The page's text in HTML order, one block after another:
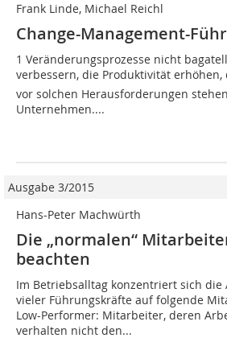
Frank Linde, Michael Reichl
Change-Management-
1 Veränderungsprozesse nicht
verbessern, die Produktivität erhöhen,
vor solchen Herausforderungen
Unternehmen....
Ausgabe 3/2015
Hans-Peter Machwürth
Die „normalen“
beachten
Im Betriebsalltag konzentriert sich die
vieler Führungskräfte auf folgende
Low-Performer: Mitarbeiter, deren
verhalten nicht den...